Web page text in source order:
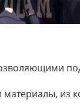
материалы, из